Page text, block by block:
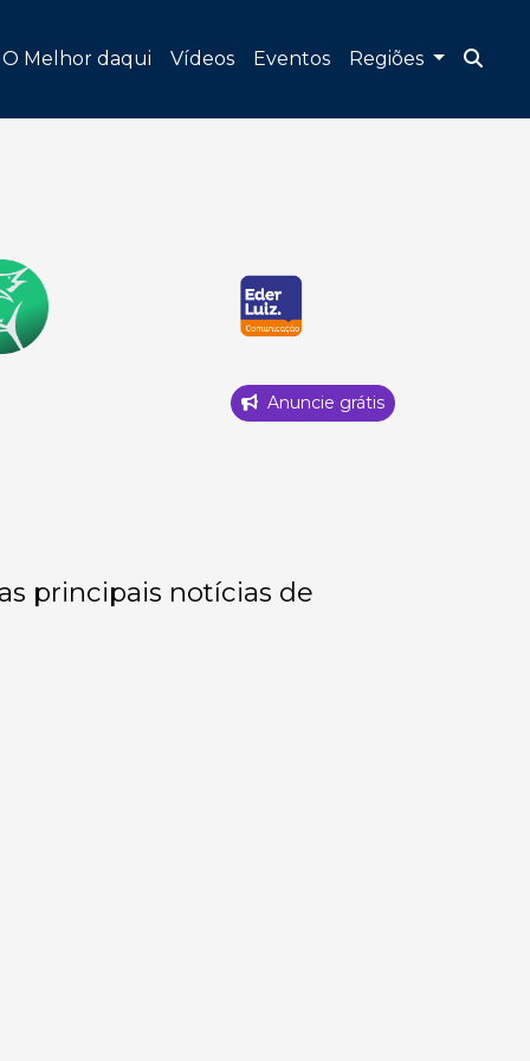
O Melhor daqui Vídeos Eventos Regiões
Anuncie grátis
principais notícias de